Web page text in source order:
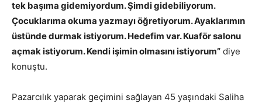
tek başıma gidemiyordum. Şimdi gidebiliyorum.
Çocuklarıma okuma yazmayı öğretiyorum. Ayaklarımın
üstünde durmak istiyorum. Hedefim var. Kuaför salonu
açmak istiyorum. Kendi işimin olmasını istiyorum” diye
konuştu.
Pazarcılık yaparak geçimini sağlayan 45 yaşındaki Saliha